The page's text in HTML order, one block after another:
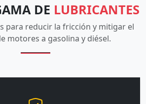
DE LUBRICANTES
para reducir la fricción y mitigar el
motores a gasolina y diésel.